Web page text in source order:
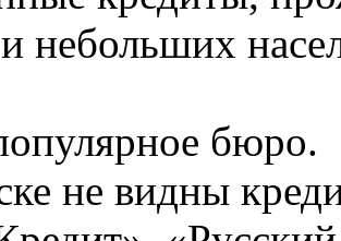
небольших
бюро.
не видны